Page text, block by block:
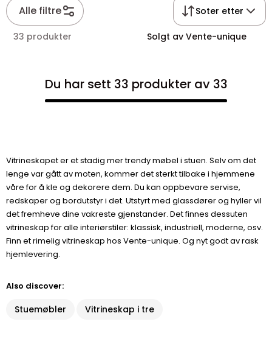
Alle filtre Soter etter
33 produkter Solgt av Vente-unique
Du har sett 33 produkter av 33
Vitrineskapet er et stadig mer trendy møbel i stuen. Selv om det
lenge var gått av moten, kommer det sterkt tilbake i hjemmene
våre for å kle og dekorere dem. Du kan oppbevare servise,
redskaper og bordutstyr i det. Utstyrt med glassdører og hyller vil
det fremheve dine vakreste gjenstander. Det finnes dessuten
vitrineskap for alle interiørstiler: klassisk, industriell, moderne, osv.
Finn et rimelig vitrineskap hos Vente-unique. Og nyt godt av rask
hjemlevering.
Also discover:
Stuemøbler Vitrineskap i tre